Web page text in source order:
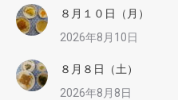
８月１０日（月）
2026年8月10日
８月８日（土）
2026年8月8日